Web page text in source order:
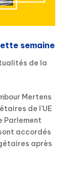
semaine
de la
Mertens
de l’UE
Parlement
accordés
après